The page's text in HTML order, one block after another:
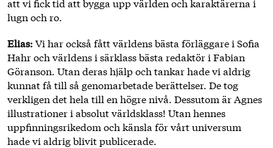
lugn och ro.
Elias: Vi har också fått världens bästa förläggare i Sofia
Hahr och världens i särklass bästa redaktör i Fabian
Göranson. Utan deras hjälp och tankar hade vi aldrig
kunnat få till så genomarbetade berättelser. De tog
verkligen det hela till en högre nivå. Dessutom är Agnes
illustrationer i absolut världsklass! Utan hennes
uppfinningsrikedom och känsla för vårt universum
hade vi aldrig blivit publicerade.